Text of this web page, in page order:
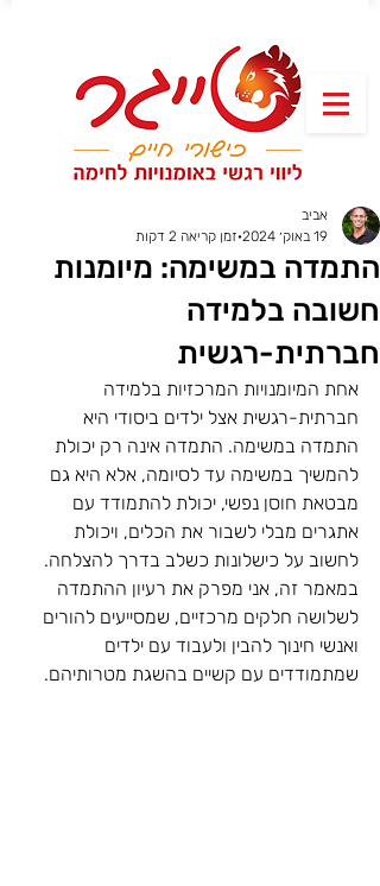
התמדה במשימה: מיומנות
חשובה בלמידה
חברתית-רגשית
אביב
19 באוק׳ 2024
זמן קריאה 2 דקות
אחת המיומנויות המרכזיות בלמידה
חברתית-רגשית אצל ילדים ביסודי היא
התמדה במשימה. התמדה אינה רק יכולת
להמשיך במשימה עד לסיומה, אלא היא גם
מבטאת חוסן נפשי, יכולת להתמודד עם
אתגרים מבלי לשבור את הכלים, ויכולת
לחשוב על כישלונות כשלב בדרך להצלחה.
במאמר זה, אני מפרק את רעיון ההתמדה
לשלושה חלקים מרכזיים, שמסייעים להורים
ואנשי חינוך להבין ולעבוד עם ילדים
שמתמודדים עם קשיים בהשגת מטרותיהם.